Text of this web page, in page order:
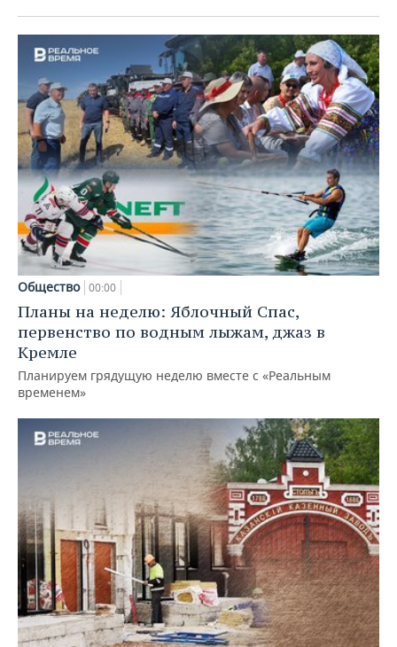
Общество 00:00
Планы на неделю: Яблочный Спас,
первенство по водным лыжам, джаз в
Кремле
Планируем грядущую неделю вместе с «Реальным
временем»